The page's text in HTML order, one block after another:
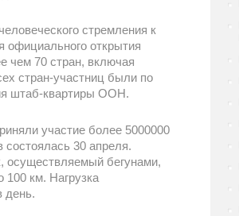
стремления к
официального открытия
чем 70 стран, включая
стран-участниц были по
штаб-квартиры ООН.
участие более 5000000
состоялась 30 апреля.
осуществляемый бегунами,
100 км. Нагрузка
день.